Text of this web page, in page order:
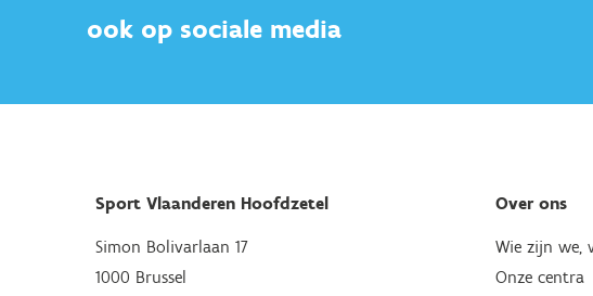
ook op sociale media
Sport Vlaanderen Hoofdzetel
Simon Bolivarlaan 17
1000 Brussel
Over ons
Wie zijn we,
Onze centra